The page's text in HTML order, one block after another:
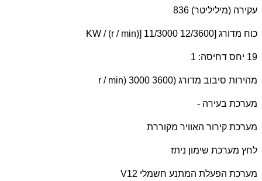
עקירה (מיליליטר) 836
כוח מדורג [KW / (r / min)] 11/3000 12/3600
19 יחס דחיסה: 1
מהירות סיבוב מדורג (r / min) 3000 3600
מערכת בעירה -
מערכת קירור האוויר מקוררת
לחץ מערכת שימון ניתז
מערכת הפעלת המתנע חשמלי 12 V